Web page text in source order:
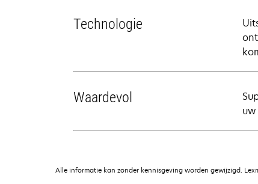
Technologie
Waardevol
Alle informatie kan zonder kennisgeving worden gewijzigd.